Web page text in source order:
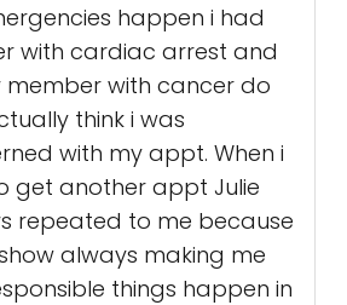
happen i had
with cardiac arrest and
member with cancer do
think i was
with my appt. When i
get another appt Julie
repeated to me because
always making me
things happen in